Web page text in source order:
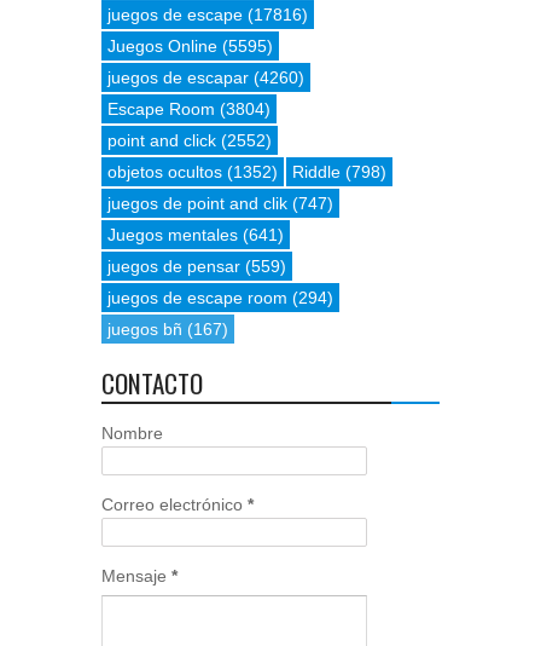
juegos de escape (17816)
Juegos Online (5595)
juegos de escapar (4260)
Escape Room (3804)
point and click (2552)
objetos ocultos (1352) Riddle (798)
juegos de point and clik (747)
Juegos mentales (641)
juegos de pensar (559)
juegos de escape room (294)
juegos bñ (167)
CONTACTO
Nombre
Correo electrónico *
Mensaje *